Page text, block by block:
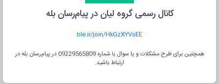
Diagnose network problems using tools such as debugs,
conditional debugs, trace route, ping, SNMP, and syslog
remote logging Configure and verify NetFlow and Flexible
NetFlow Configure and verify SPAN/RSPAN/ERSPAN Configure
and verify IPSLA Describe Cisco DNA Center workflows to
apply network configuration, monitoring, and management
کانال رسمی گروه لیان در پیام‌رسان بله
ble.ir/join/HkGzXYVsEE
همچنین برای طرح مشکلات و یا سوال با شماره 09229565809 در پیام‌رسان بله در
ارتباط باشید.